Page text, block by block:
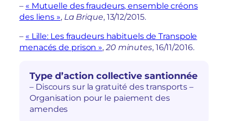
– « Mutuelle des fraudeurs, ensemble créons
des liens », La Brique, 13/12/2015.
– « Lille: Les fraudeurs habituels de Transpole
menacés de prison », 20 minutes, 16/11/2016.
Type d’action collective santionnée
– Discours sur la gratuité des transports –
Organisation pour le paiement des
amendes